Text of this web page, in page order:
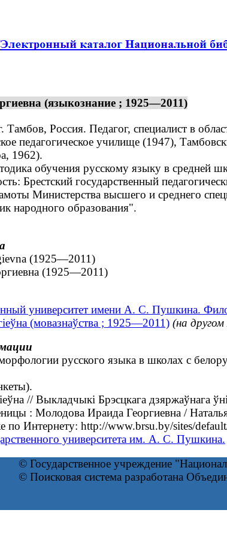
(языкознание ; 1925—2011)
Россия. Педагог, специалист в
педагогическое училище (1947),
1962).
обучения русскому языку в средней
Брестский государственный
Министерства высшего и среднего
народного образования".
(1925—2011)
(1925—2011)
университет имени А. С. Пушкина.
(мовазнаўства ; 1925—2011) (на другом
русского языка в школах с
// Выкладчыкі Брэсцкага дзяржаўнага
: Молодова Ираида Георгиевна /
по Интернету: http://www.brsu.by/sites/
университета им. А. С. Пушкина.
© Государственное учреждение
© Поисковая система разработана